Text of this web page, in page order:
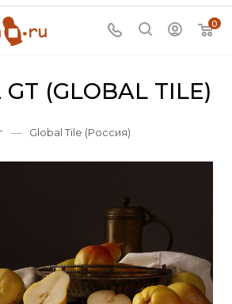
0
GT (GLOBAL TILE)
— Global Tile (Россия)